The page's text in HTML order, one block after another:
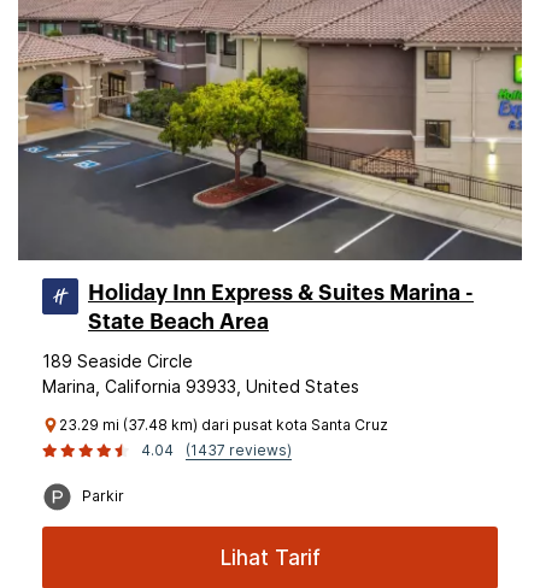
Holiday Inn Express & Suites Marina -
State Beach Area
189 Seaside Circle
Marina, California 93933, United States
23.29 mi (37.48 km) dari pusat kota Santa Cruz
4.04
(1437 reviews)
Parkir
Lihat Tarif